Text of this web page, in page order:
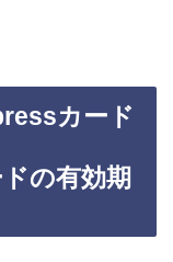
カード
の有効期